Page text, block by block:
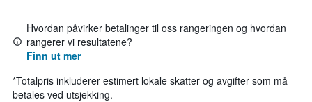
Hvordan påvirker betalinger til oss rangeringen og hvordan
rangerer vi resultatene?
Finn ut mer
*Totalpris inkluderer estimert lokale skatter og avgifter som må
betales ved utsjekking.